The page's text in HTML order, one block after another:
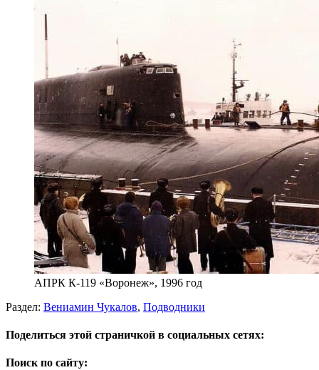
АПРК К-119 «Воронеж», 1996 год
Раздел: Вениамин Чукалов, Подводники
Поделиться этой страничкой в социальных сетях:
Поиск по сайту: